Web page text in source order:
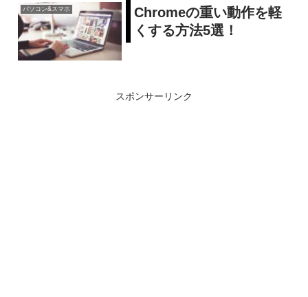
パソコン&スマホ
Chromeの重い動作を軽
くする方法5選！
スポンサーリンク